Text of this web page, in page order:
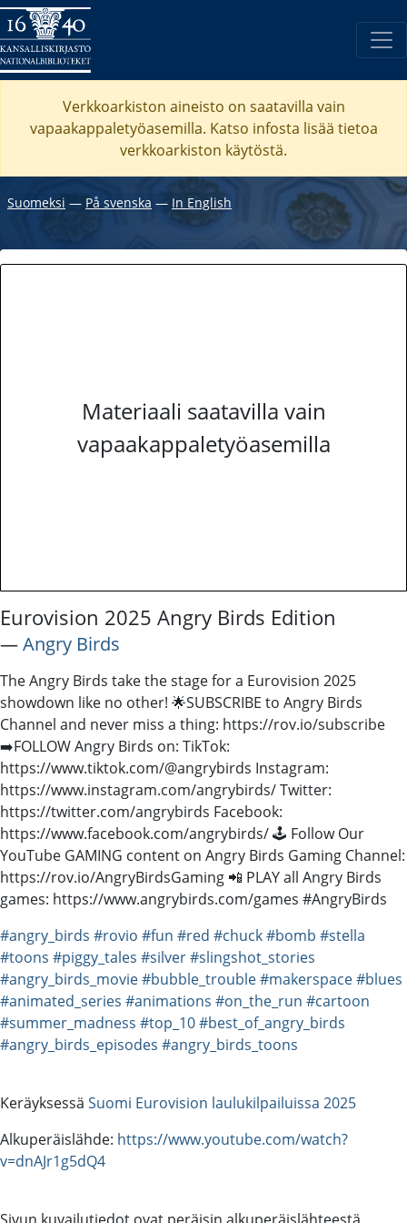
Verkkoarkiston aineisto on saatavilla vain
vapaakappaletyöasemilla. Katso infosta lisää tietoa
verkkoarkiston käytöstä.
Suomeksi ― På svenska ― In English
Materiaali saatavilla vain
vapaakappaletyöasemilla
Eurovision 2025 Angry Birds Edition
―Angry Birds
The Angry Birds take the stage for a Eurovision 2025
showdown like no other! 🌟SUBSCRIBE to Angry Birds
Channel and never miss a thing: https://rov.io/subscribe
➡️FOLLOW Angry Birds on: TikTok:
https://www.tiktok.com/@angrybirds Instagram:
https://www.instagram.com/angrybirds/ Twitter:
https://twitter.com/angrybirds Facebook:
https://www.facebook.com/angrybirds/ 🕹️ Follow Our
YouTube GAMING content on Angry Birds Gaming Channel:
https://rov.io/AngryBirdsGaming 📲 PLAY all Angry Birds
games: https://www.angrybirds.com/games #AngryBirds
#angry_birds #rovio #fun #red #chuck#bomb #stella
#toons #piggy_tales #silver#slingshot_stories
#angry_birds_movie#bubble_trouble#makerspace#blues
#animated_series #animations #on_the_run #cartoon
#summer_madness #top_10#best_of_angry_birds
#angry_birds_episodes #angry_birds_toons
Keräyksessä Suomi Eurovision laulukilpailuissa 2025
Alkuperäislähde: https://www.youtube.com/watch?
v=dnAJr1g5dQ4